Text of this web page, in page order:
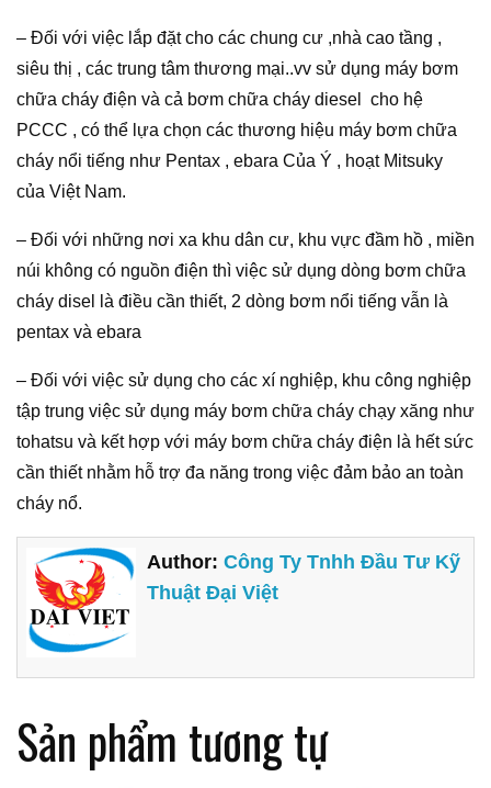
– Đối với việc lắp đặt cho các chung cư ,nhà cao tầng ,
siêu thị , các trung tâm thương mại..vv sử dụng máy bơm
chữa cháy điện và cả bơm chữa cháy diesel cho hệ
PCCC , có thể lựa chọn các thương hiệu máy bơm chữa
cháy nổi tiếng như Pentax , ebara Của Ý , hoạt Mitsuky
của Việt Nam.
– Đối với những nơi xa khu dân cư, khu vực đầm hồ , miền
núi không có nguồn điện thì việc sử dụng dòng bơm chữa
cháy disel là điều cần thiết, 2 dòng bơm nổi tiếng vẫn là
pentax và ebara
– Đối với việc sử dụng cho các xí nghiệp, khu công nghiệp
tập trung việc sử dụng máy bơm chữa cháy chạy xăng như
tohatsu và kết hợp với máy bơm chữa cháy điện là hết sức
cần thiết nhằm hỗ trợ đa năng trong việc đảm bảo an toàn
cháy nổ.
Author:Công Ty Tnhh Đầu Tư Kỹ
Thuật Đại Việt
Sản phẩm tương tự